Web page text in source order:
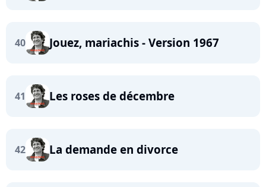
40 Jouez, mariachis - Version 1967
41 Les roses de décembre
42 La demande en divorce